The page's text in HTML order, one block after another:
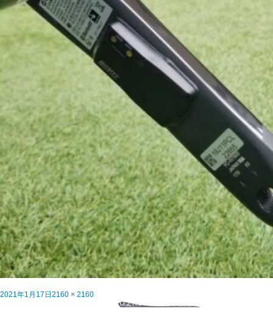
投
2021年1月17日 フ
2160 × 2160
在庫車情報！GIANT TCR ADVANCED２KOM SE